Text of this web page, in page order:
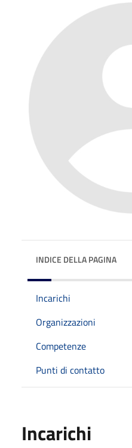
INDICE DELLA PAGINA
Incarichi
Organizzazioni
Competenze
Punti di contatto
Incarichi